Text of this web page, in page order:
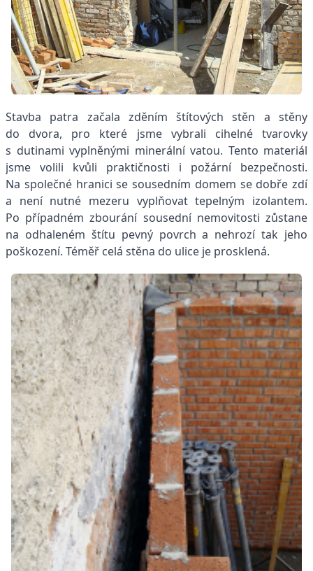
Stavba patra začala zděním štítových stěn a stěny
do dvora, pro které jsme vybrali cihelné tvarovky
s dutinami vyplněnými minerální vatou. Tento materiál
jsme volili kvůli praktičnosti i požární bezpečnosti.
Na společné hranici se sousedním domem se dobře zdí
a není ­nutné mezeru vyplňovat tepelným izolantem.
Po případném zbourání sousední nemovitosti zůstane
na odhaleném štítu pevný povrch a nehrozí tak jeho
poškození. Téměř celá stěna do ulice je prosklená.